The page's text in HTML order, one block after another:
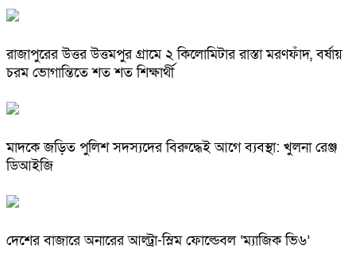
রাজাপুরের উত্তর উত্তমপুর গ্রামে ২ কিলোমিটার রাস্তা মরণফাঁদ, বর্ষায়
চরম ভোগান্তিতে শত শত শিক্ষার্থী
মাদকে জড়িত পুলিশ সদস্যদের বিরুদ্ধেই আগে ব্যবস্থা: খুলনা রেঞ্জ
ডিআইজি
দেশের বাজারে অনারের আল্ট্রা-স্লিম ফোল্ডেবল ‘ম্যাজিক ভি৬’